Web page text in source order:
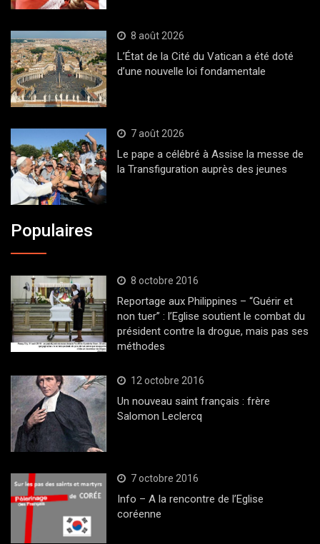
8 août 2026
L’État de la Cité du Vatican a été doté
d’une nouvelle loi fondamentale
7 août 2026
Le pape a célébré à Assise la messe de
la Transfiguration auprès des jeunes
Populaires
8 octobre 2016
Reportage aux Philippines – “Guérir et
non tuer” : l’Eglise soutient le combat du
président contre la drogue, mais pas ses
méthodes
12 octobre 2016
Un nouveau saint français : frère
Salomon Leclercq
7 octobre 2016
Info – A la rencontre de l’Eglise
coréenne